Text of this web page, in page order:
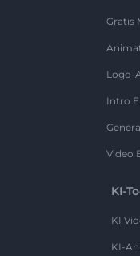
Gratis
Logo-
Intro
Video
KI-
KI
KI-